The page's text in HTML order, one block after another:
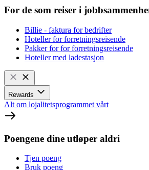
For de som reiser i
Billie - faktura for bedrifter
Hoteller for forretningsreisende
Pakker for for forretningsreisende
Hoteller med ladestasjon
Rewards
Alt om lojalitetsprogrammet vårt
Poengene dine utløper aldri
Tjen poeng
Bruk poeng